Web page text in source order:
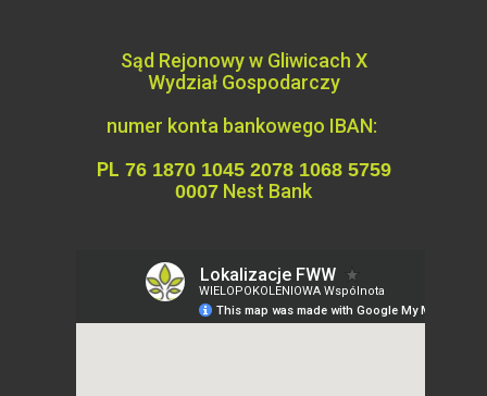
Sąd Rejonowy w Gliwicach X
Wydział Gospodarczy
numer konta bankowego IBAN:
PL 76 1870 1045 2078 1068 5759
0007 Nest Bank